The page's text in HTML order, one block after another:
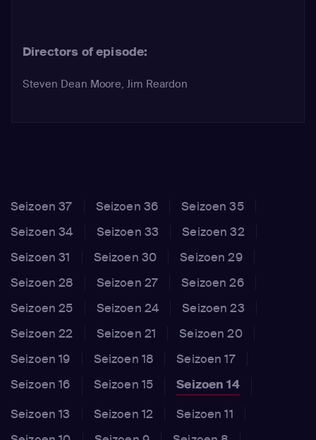
Directors of episode:
Steven Dean Moore, Jim Reardon
Seizoen 37 Seizoen 36
Seizoen 35
Seizoen 34
Seizoen 33
Seizoen 32
Seizoen 31
Seizoen 30
Seizoen 29
Seizoen 28
Seizoen 27
Seizoen 26
Seizoen 25
Seizoen 24
Seizoen 23
Seizoen 22
Seizoen 21
Seizoen 20
Seizoen 19
Seizoen 18
Seizoen 17
Seizoen 16
Seizoen 15
Seizoen 14
Seizoen 13
Seizoen 12
Seizoen 11